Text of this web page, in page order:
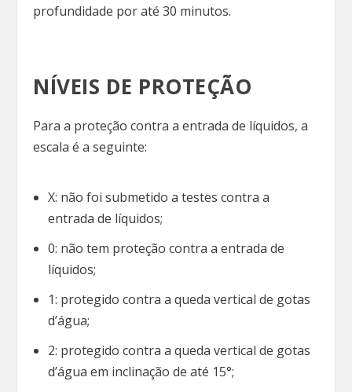
profundidade por até 30 minutos.
NÍVEIS DE PROTEÇÃO
Para a proteção contra a entrada de líquidos, a
escala é a seguinte:
X: não foi submetido a testes contra a
entrada de líquidos;
0: não tem proteção contra a entrada de
líquidos;
1: protegido contra a queda vertical de gotas
d’água;
2: protegido contra a queda vertical de gotas
d’água em inclinação de até 15°;